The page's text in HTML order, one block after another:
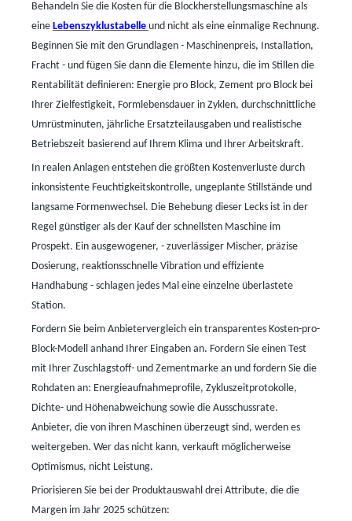
Behandeln Sie die Kosten für die Blockherstellungsmaschine als
eine Lebenszyklustabelle und nicht als eine einmalige Rechnung.
Beginnen Sie mit den Grundlagen - Maschinenpreis, Installation,
Fracht - und fügen Sie dann die Elemente hinzu, die im Stillen die
Rentabilität definieren: Energie pro Block, Zement pro Block bei
Ihrer Zielfestigkeit, Formlebensdauer in Zyklen, durchschnittliche
Umrüstminuten, jährliche Ersatzteilausgaben und realistische
Betriebszeit basierend auf Ihrem Klima und Ihrer Arbeitskraft.
In realen Anlagen entstehen die größten Kostenverluste durch
inkonsistente Feuchtigkeitskontrolle, ungeplante Stillstände und
langsame Formenwechsel. Die Behebung dieser Lecks ist in der
Regel günstiger als der Kauf der schnellsten Maschine im
Prospekt. Ein ausgewogener, - zuverlässiger Mischer, präzise
Dosierung, reaktionsschnelle Vibration und effiziente
Handhabung - schlagen jedes Mal eine einzelne überlastete
Station.
Fordern Sie beim Anbietervergleich ein transparentes Kosten-pro-
Block-Modell anhand Ihrer Eingaben an. Fordern Sie einen Test
mit Ihrer Zuschlagstoff- und Zementmarke an und fordern Sie die
Rohdaten an: Energieaufnahmeprofile, Zykluszeitprotokolle,
Dichte- und Höhenabweichung sowie die Ausschussrate.
Anbieter, die von ihren Maschinen überzeugt sind, werden es
weitergeben. Wer das nicht kann, verkauft möglicherweise
Optimismus, nicht Leistung.
Priorisieren Sie bei der Produktauswahl drei Attribute, die die
Margen im Jahr 2025 schützen: